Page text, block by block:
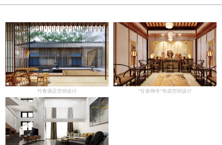
竹青酒店空间设计 “甘泉禅寺”寺庙空间设计